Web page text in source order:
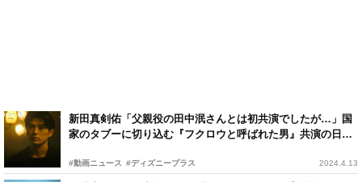
新田真剣佑「父親役の田中泯さんとは初共演でしたが…」国
家のタブーに切り込む『フクロウと呼ばれた男』共演の日々
#動画ニュース #ディズニープラス 2024.4.13